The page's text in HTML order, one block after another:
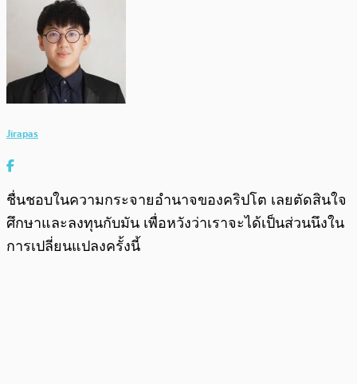
Jirapas
ชื่นชอบในความกระจายอำนาจของคริปโต เลยตัดสินใจ
ศึกษาและลงทุนกับมัน เพื่อหวังว่าเราจะได้เป็นส่วนนึงใน
การเปลี่ยนแปลงครั้งนี้